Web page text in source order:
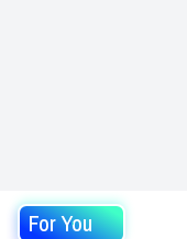
For You